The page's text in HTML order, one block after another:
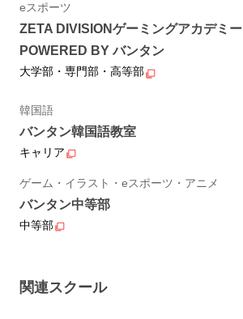
eスポーツ
ZETA DIVISIONゲーミングアカデミー
POWERED BY バンタン
大学部・専門部・高等部
韓国語
バンタン韓国語教室
キャリア
ゲーム・イラスト・eスポーツ・アニメ
バンタン中等部
中等部
関連スクール